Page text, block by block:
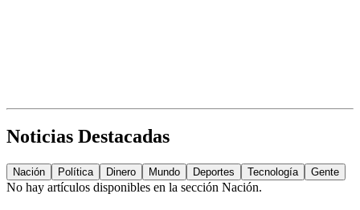
Noticias Destacadas
Nación Política Dinero Mundo Deportes Tecnología Gente
No hay artículos disponibles en la sección Nación.